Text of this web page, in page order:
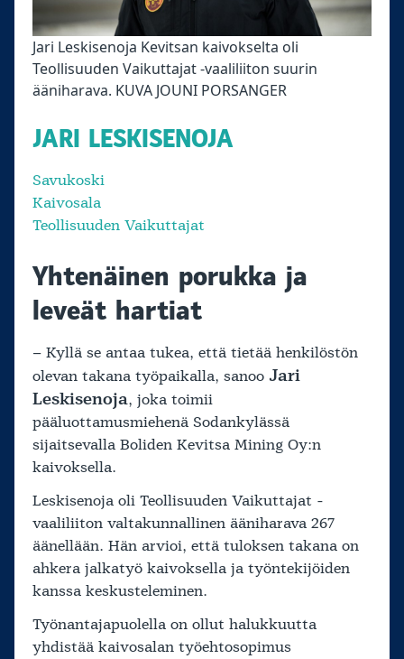
Jari Leskisenoja Kevitsan kaivokselta oli
Teollisuuden Vaikuttajat -vaaliliiton suurin
ääniharava. KUVA JOUNI PORSANGER
JARI LESKISENOJA
Savukoski
Kaivosala
Teollisuuden Vaikuttajat
Yhtenäinen porukka ja
leveät hartiat
– Kyllä se antaa tukea, että tietää henkilöstön
olevan takana työpaikalla, sanoo Jari
Leskisenoja, joka toimii
pääluottamusmiehenä Sodankylässä
sijaitsevalla Boliden Kevitsa Mining Oy:n
kaivoksella.
Leskisenoja oli Teollisuuden Vaikuttajat -
vaaliliiton valtakunnallinen ääniharava 267
äänellään. Hän arvioi, että tuloksen takana on
ahkera jalkatyö kaivoksella ja työntekijöiden
kanssa keskusteleminen.
Työnantajapuolella on ollut halukkuutta
yhdistää kaivosalan työehtosopimus